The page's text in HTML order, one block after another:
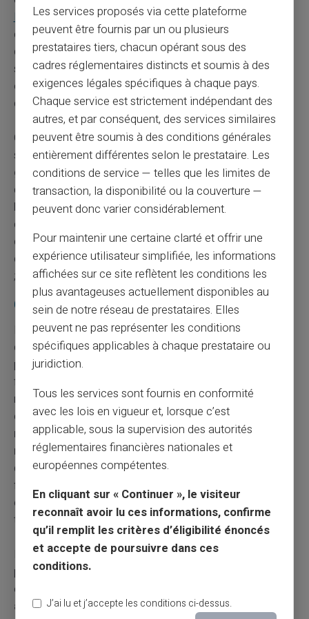
Banque de Francepeut désigner une agence bancaire
contrainte d'ouvrir ce compte. L'institution financière
désigne une agence en moyenne sous 24 heures. Quels
sont réellement les délais de désignation d'un
établissement bancaire et les services couverts par ce
dispositif ?
Ce compte bancaire de base recèle des avantages
souvent sous-estimés. Ce mécanisme constitue une
garantie fondamentalepour de nombreux usagers. Le
droit au compte permet d'accéder aux services
bancaires fondamentaux. Qu'en est-il exactement de la
carte bancaire et de l'accès physique aux agences ? Le
compte bancaire ouvert dans le cadre du droit au
compte comprend généralement une carte de paiement
; voilà un atout considérable
Comparatif des solutions de paiement
Le choix entre les différentes solutions de paiement
dépend de plusieurs critères. Cernez les éléments qui
pèsent sur votre choix. Dans le cas des personnes
fichées à la Banque de France avec besoin urgent d'un
moyen de paiement, lescartes de crédit prépayées
constituent une piste à explorer. Demandez-vous quel
niveau d'urgencecaractérise vos besoins et quel
niveau de contrôlesouhaitez-vous exercer sur vos
dépenses ? Cette adéquation entre vos impératifs
financiers et le type de solution choisie déterminera son
efficacité réelle à répondre à vos besoins spécifiques
tout en gardant le contrôle de vos dépenses.
En cas d'interdiction bancaire, des solutions de
paiement existent.
en espèces ou des virements constituent des
alternatives accessibles.Agissez sans attendre pour
Les services proposés via cette plateforme
peuvent être fournis par un ou plusieurs
prestataires tiers, chacun opérant sous des
cadres réglementaires distincts et soumis à des
exigences légales spécifiques à chaque pays.
Chaque service est strictement indépendant des
autres, et par conséquent, des services similaires
peuvent être soumis à des conditions générales
entièrement différentes selon le prestataire. Les
conditions de service — telles que les limites de
transaction, la disponibilité ou la couverture —
peuvent donc varier considérablement.
Pour maintenir une certaine clarté et offrir une
expérience utilisateur simplifiée, les informations
affichées sur ce site reflètent les conditions les
plus avantageuses actuellement disponibles au
sein de notre réseau de prestataires. Elles
peuvent ne pas représenter les conditions
spécifiques applicables à chaque prestataire ou
juridiction.
Tous les services sont fournis en conformité
avec les lois en vigueur et, lorsque c’est
applicable, sous la supervision des autorités
réglementaires financières nationales et
européennes compétentes.
En cliquant sur « Continuer », le visiteur
reconnaît avoir lu ces informations, confirme
qu’il remplit les critères d’éligibilité énoncés
et accepte de poursuivre dans ces
conditions.
J’ai lu et j’accepte les conditions ci-dessus.